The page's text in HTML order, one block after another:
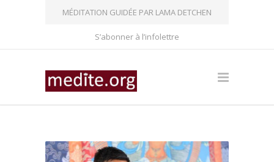
MÉDITATION GUIDÉE PAR LAMA DETCHEN
S’abonner à l’infolettre